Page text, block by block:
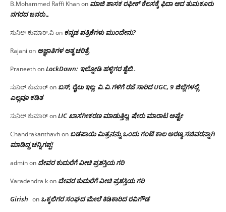
B.Mohammed Raffi Khanon ಮಾಜಿ ಶಾಸಕ ರಫೀಕ್ ಕೆಲಸಕ್ಕೆ ಫಿದಾ ಆದ ತುಮಕೂರು
ನಗರದ ಜನರು…
ಸುನಿಲ್ ಕುಮಾರ್.ವಿon ಕನ್ನಡ ಪತ್ರಿಕೆಗಳು ಮುಂದೇನು?
Rajani on ಅಜ್ಞಾತಿಗಳ ಆತ್ಮ ಚರಿತ್ರೆ
PraneethonLockDown: ಇಲ್ನೋಡಿ ಹಳ್ಳಿಗರ ಶೈಲಿ..
ಸುನಿಲ್ ಕುಮಾರ್on ಬಸ್, ರೈಲು ಇಲ್ಲ; ವಿ.ವಿ.ಗಳಿಗೆ ರಜೆ ಸಾರಿದ UGC, 9 ಜಿಲ್ಲೆಗಳಲ್ಲಿ
ಎಲ್ಲವೂ ಕಡಿತ
ಸುನಿಲ್ ಕುಮಾರ್onLIC ಖಾಸಗೀಕರಣ ಮಾಡುತ್ತಿಲ್ಲ, ಷೇರು ಮಾರಾಟ ಅಷ್ಟೇ
Chandrakanthavhon ಬಡಪಾಯಿ ಮಿತ್ರನನ್ನು ಒಂದು ಗಂಟೆ ಕಾಲ ಅರಣ್ಯ ಸಚಿವರನ್ನಾಗಿ
ಮಾಡಿದ್ದ ಚನ್ನಿಗಪ್ಪ!
adminon ದೇವರ ಕುದುರೆಗೆ ವೀಚಿ ಪ್ರಶಸ್ತಿಯ ಗರಿ
Varadendra kon ದೇವರ ಕುದುರೆಗೆ ವೀಚಿ ಪ್ರಶಸ್ತಿಯ ಗರಿ
Girish on ಒಕ್ಕಲಿಗರ ಸಂಘದ ಮೇಲೆ ಕಿಡಿಕಾರಿದ ರವಿಗೌಡ